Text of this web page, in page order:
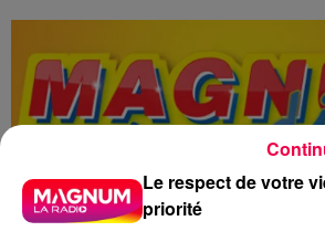
Le respect de votre
priorité